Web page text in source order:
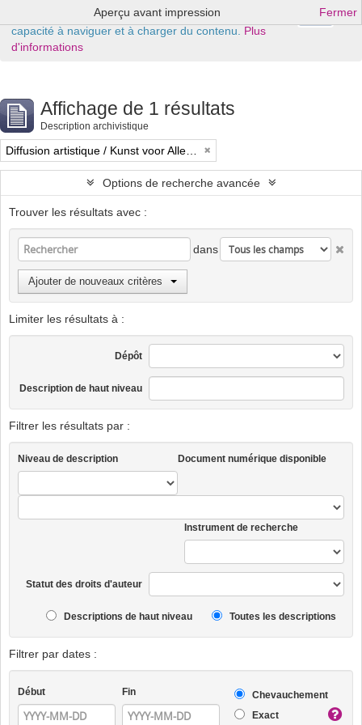
Ok
Ce site Web utilise des cookies pour améliorer votre
capacité à naviguer et à charger du contenu. Plus
d'informations
Aperçu avant impression Fermer
Affichage de 1 résultats
Description archivistique
Options de recherche avancée
Trouver les résultats avec :
dans
Ajouter de nouveaux critères
Limiter les résultats à :
Dépôt
Description de haut niveau
Filtrer les résultats par :
Niveau de description Document numérique disponible
Instrument de recherche
Statut des droits d'auteur
Descriptions de haut niveau Toutes les descriptions
Filtrer par dates :
Début Fin
Chevauchement
Exact